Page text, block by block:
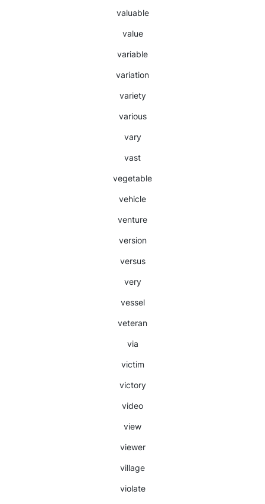
valuable
value
variable
variation
variety
various
vary
vast
vegetable
vehicle
venture
version
versus
very
vessel
veteran
via
victim
victory
video
view
viewer
village
violate